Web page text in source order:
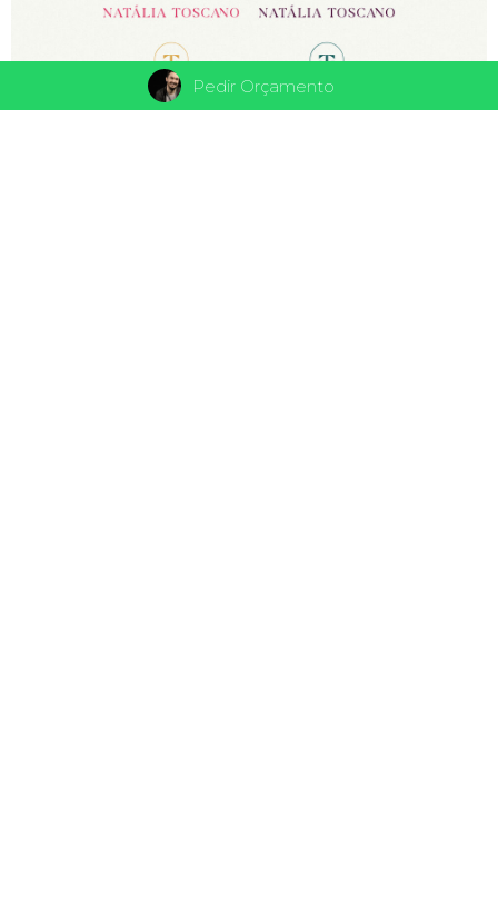
Pedir Orçamento